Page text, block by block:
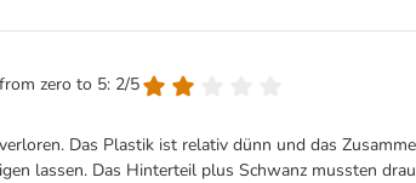
zero to 5: 2/5
Das Plastik ist relativ dünn und das
lassen. Das Hinterteil plus Schwanz mussten